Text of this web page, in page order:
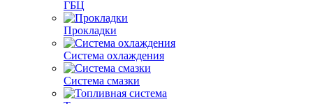
ГБЦ
Прокладки
Система охлаждения
Система смазки